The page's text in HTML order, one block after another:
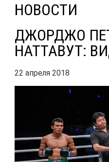
НОВОСТИ
ДЖОРДЖО
НАТТАВУТ:
22 апреля 2018